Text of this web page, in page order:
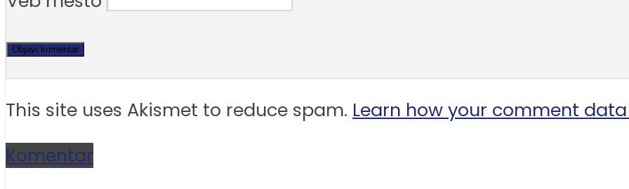
This site uses Akismet to reduce spam. Learn how your comment
Komentar